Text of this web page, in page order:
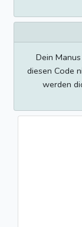
Dein
diesen Code
werden